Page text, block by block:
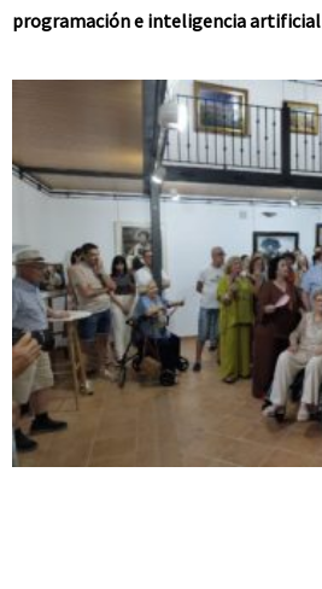
programación e inteligencia artificial